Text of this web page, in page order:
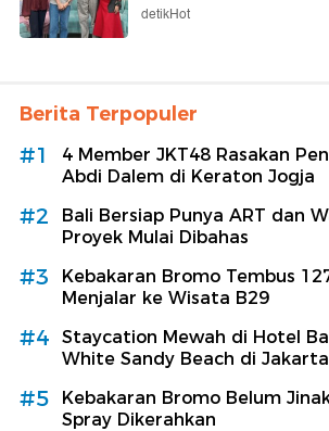
detikHot
Berita Terpopuler
#1
4 Member JKT48 Rasakan
Abdi Dalem di Keraton Jogja
#2
Bali Bersiap Punya ART dan
Proyek Mulai Dibahas
#3
Kebakaran Bromo Tembus
Menjalar ke Wisata B29
#4
Staycation Mewah di Hotel
White Sandy Beach di Jakarta
#5
Kebakaran Bromo Belum
Spray Dikerahkan